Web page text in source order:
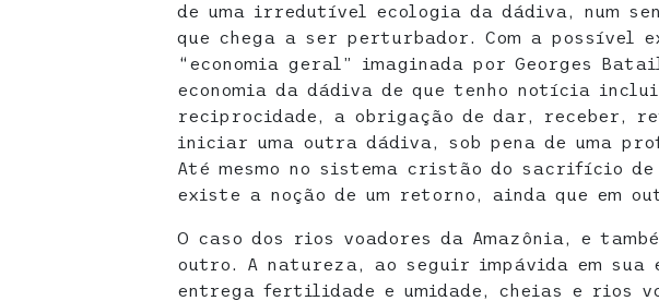
de uma irredutível ecologia da dádiva, num
que chega a ser perturbador. Com a possível
“economia geral” imaginada por Georges
economia da dádiva de que tenho notícia
reciprocidade, a obrigação de dar, receber,
iniciar uma outra dádiva, sob pena de uma
Até mesmo no sistema cristão do sacrifício
existe a noção de um retorno, ainda que em
O caso dos rios voadores da Amazônia, e
outro. A natureza, ao seguir impávida em sua
entrega fertilidade e umidade, cheias e rios